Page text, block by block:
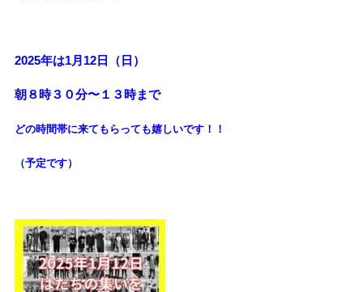
2025年は1月12日（日）
朝８時３０分〜１３時まで
どの時間帯に来てもらっても嬉しいです！！
（予定です）